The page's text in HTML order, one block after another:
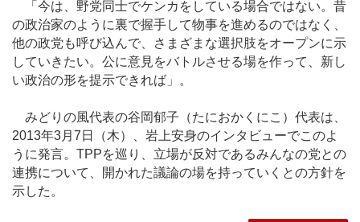
「今は、野党同士でケンカをしている場合ではない。昔
の政治家のように裏で握手して物事を進めるのではなく、
他の政党も呼び込んで、さまざまな選択肢をオープンに示
していきたい。公に意見をバトルさせる場を作って、新し
い政治の形を提示できれば」。
みどりの風代表の谷岡郁子（たにおかくにこ）代表は、
2013年3月7日（木）、岩上安身のインタビューでこのよ
うに発言。TPPを巡り、立場が反対であるみんなの党との
連携について、開かれた議論の場を持っていくとの方針を
示した。